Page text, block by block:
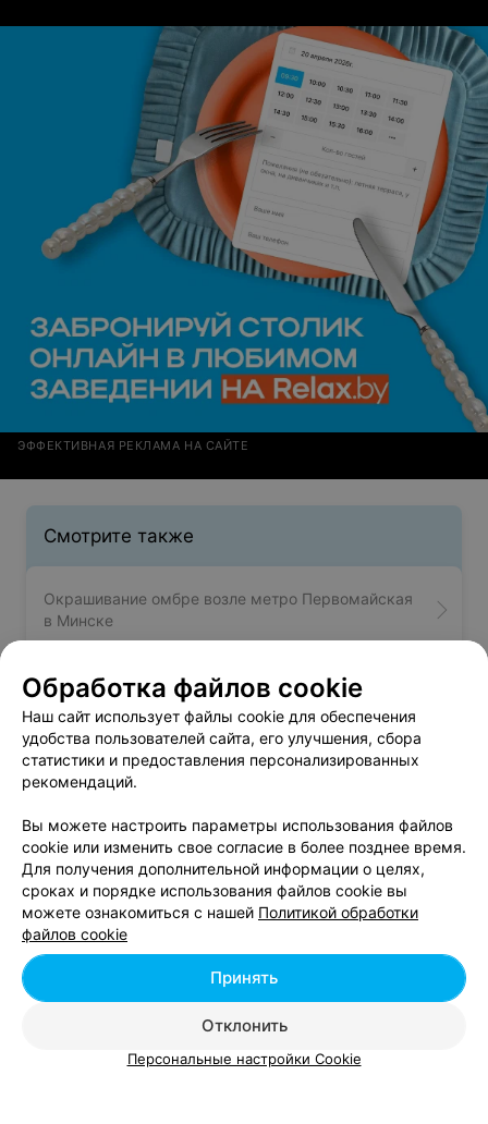
ЭФФЕКТИВНАЯ РЕКЛАМА НА САЙТЕ
Смотрите также
Окрашивание омбре возле метро Первомайская
в Минске
Окрашивание волос возле метро Первомайская
в Минске
Парикмахерские у метро Первомайская
Добавить компанию
Добавить специалиста
Обработка файлов cookie
Наш сайт использует файлы cookie для обеспечения
удобства пользователей сайта, его улучшения, сбора
статистики и предоставления персонализированных
рекомендаций.
Вы можете настроить параметры использования файлов
cookie или изменить свое согласие в более позднее время.
Для получения дополнительной информации о целях,
сроках и порядке использования файлов cookie вы
можете ознакомиться с нашей Политикой обработки
файлов cookie
Отклонить
Принять
Персональные настройки Cookie